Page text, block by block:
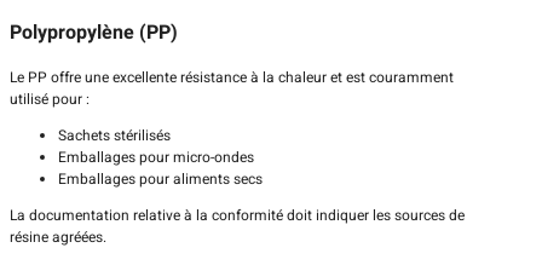
Polypropylène (PP)
Le PP offre une excellente résistance à la chaleur et est couramment
utilisé pour :
Sachets stérilisés
Emballages pour micro-ondes
Emballages pour aliments secs
La documentation relative à la conformité doit indiquer les sources de
résine agréées.